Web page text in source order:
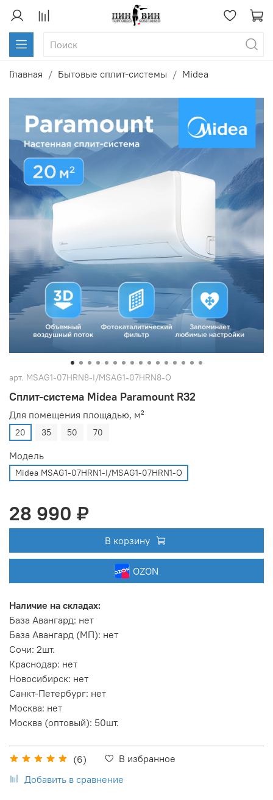
Главная Бытовые сплит-системы Midea
арт. MSAG1-07HRN8-I/MSAG1-07HRN8-O
Сплит-система Midea Paramount R32
(6)
В избранное
Добавить в сравнение
Для помещения площадью, м²
20 35 50 70
Модель
Midea MSAG1-07HRN1-I/MSAG1-07HRN1-O
28 990 ₽
В корзину
OZON
Наличие на складах:
База Авангард: нет
База Авангард (МП): нет
Сочи: 2шт.
Краснодар: нет
Новосибирск: нет
Санкт-Петербург: нет
Москва: нет
Москва (оптовый): 50шт.